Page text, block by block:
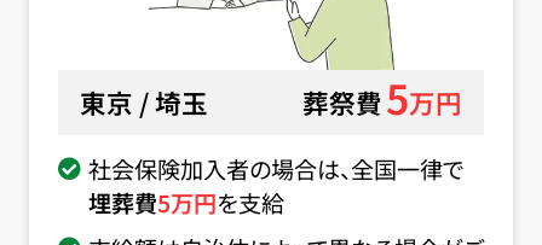
東京 / 埼玉 葬祭費5万円
社会保険加入者の場合は、全国一律で
埋葬費5万円を支給